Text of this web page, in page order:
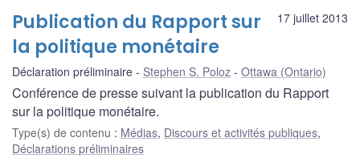
17 juillet 2013
Publication du Rapport sur
la politique monétaire
Déclaration préliminaire Stephen S. Poloz Ottawa (Ontario)
Conférence de presse suivant la publication du Rapport
sur la politique monétaire.
Type(s) de contenu : Médias, Discours et activités publiques,
Déclarations préliminaires